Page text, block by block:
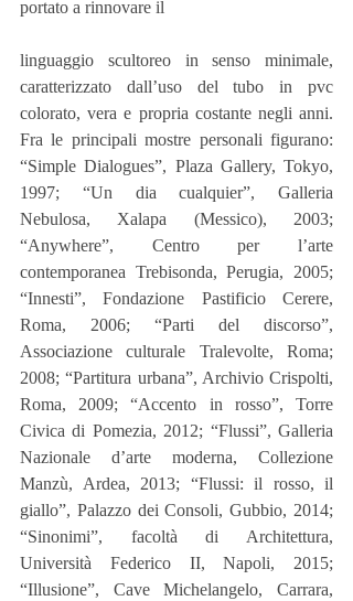
portato a rinnovare il
linguaggio scultoreo in senso minimale,
caratterizzato dall’uso del tubo in pvc
colorato, vera e propria costante negli anni.
Fra le principali mostre personali figurano:
“Simple Dialogues”, Plaza Gallery, Tokyo,
1997; “Un dia cualquier”, Galleria
Nebulosa, Xalapa (Messico), 2003;
“Anywhere”, Centro per l’arte
contemporanea Trebisonda, Perugia, 2005;
“Innesti”, Fondazione Pastificio Cerere,
Roma, 2006; “Parti del discorso”,
Associazione culturale Tralevolte, Roma;
2008; “Partitura urbana”, Archivio Crispolti,
Roma, 2009; “Accento in rosso”, Torre
Civica di Pomezia, 2012; “Flussi”, Galleria
Nazionale d’arte moderna, Collezione
Manzù, Ardea, 2013; “Flussi: il rosso, il
giallo”, Palazzo dei Consoli, Gubbio, 2014;
“Sinonimi”, facoltà di Architettura,
Università Federico II, Napoli, 2015;
“Illusione”, Cave Michelangelo, Carrara,